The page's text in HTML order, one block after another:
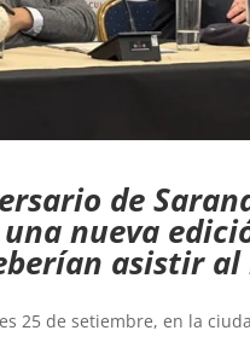
de
nueva
asistir al
25 de setiembre, en la